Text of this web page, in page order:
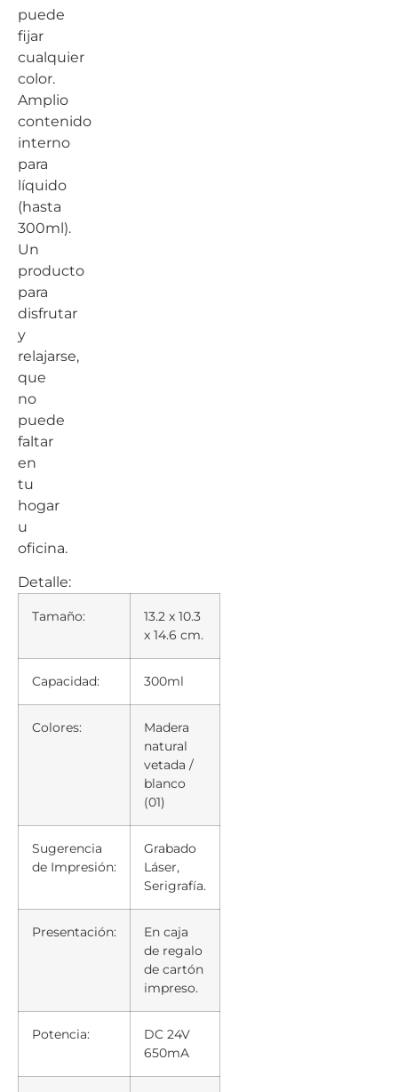
puede
fijar
cualquier
color.
Amplio
contenido
interno
para
líquido
(hasta
300ml).
Un
producto
para
disfrutar
y
relajarse,
que
no
puede
faltar
en
tu
hogar
u
oficina.
Detalle:
Tamaño:
13.2 x 10.3
x 14.6 cm.
Capacidad: 300ml
Colores:
Madera
natural
vetada /
blanco
(01)
Sugerencia
de Impresión:
Grabado
Láser,
Serigrafía.
Presentación:
En caja
de regalo
de cartón
impreso.
Potencia:
DC 24V
650mA